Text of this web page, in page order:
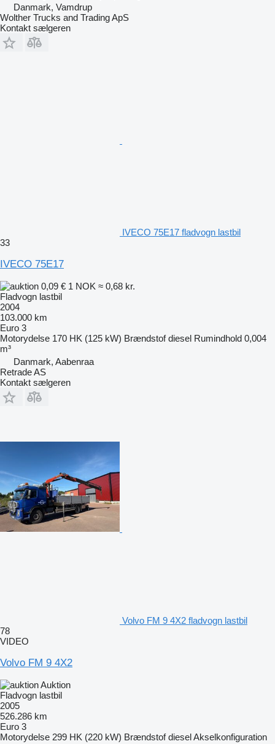
Danmark, Vamdrup
Wolther Trucks and Trading ApS
Kontakt sælgeren
IVECO 75E17 fladvogn lastbil
33
IVECO 75E17
0,09 € 1 NOK ≈ 0,68 kr.
Fladvogn lastbil
2004
103.000 km
Euro 3
Motorydelse 170 HK (125 kW) Brændstof diesel Rumindhold 0,004
m³
Danmark, Aabenraa
Retrade AS
Kontakt sælgeren
Volvo FM 9 4X2 fladvogn lastbil
78
VIDEO
Volvo FM 9 4X2
Auktion
Fladvogn lastbil
2005
526.286 km
Euro 3
Motorydelse 299 HK (220 kW) Brændstof dieselAkselkonfiguration